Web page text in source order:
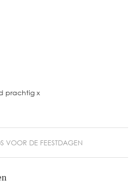
prachtig x
VOOR DE FEESTDAGEN